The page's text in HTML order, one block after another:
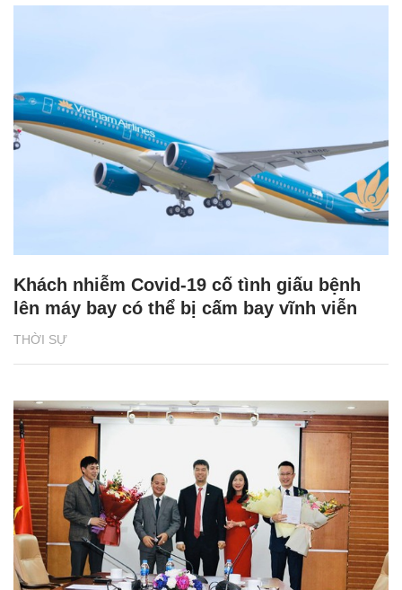
THỜI SỰ
Khách nhiễm Covid-19 cố tình giấu bệnh
lên máy bay có thể bị cấm bay vĩnh viễn